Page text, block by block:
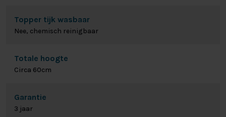
Topper tijk wasbaar
Nee, chemisch reinigbaar
Totale hoogte
Circa 60cm
Garantie
3 jaar